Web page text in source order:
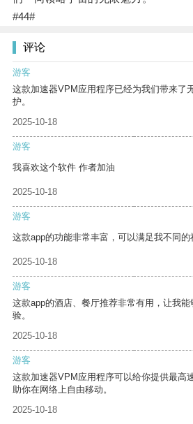
#44#
评论
游客
这款加速器VPM应用程序已经为我们带来了
护。
2025-10-18
游客
我喜欢这个软件 作者加油
2025-10-18
游客
这款app的功能非常丰富，可以满足我不同的
2025-10-18
游客
这款app的酒店、餐厅推荐非常有用，让我
验。
2025-10-18
游客
这款加速器VPM应用程序可以给你提供最高
助你在网络上自由移动。
2025-10-18